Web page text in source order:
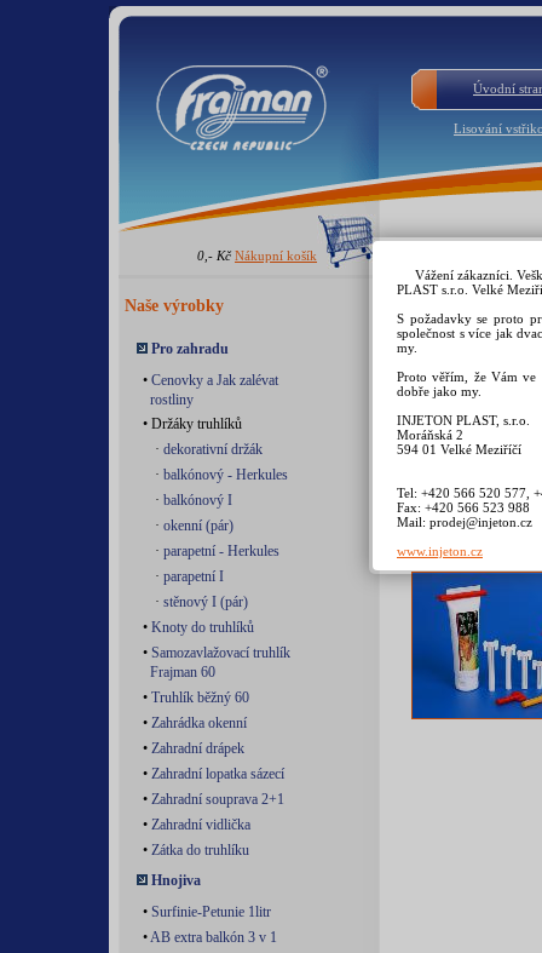
Úvodní
Lisování
0,- Kč Nákupní košík
Naše výrobky
Pro zahradu
• Cenovky a Jak zalévat
rostliny
• Držáky truhlíků
· dekorativní držák
· balkónový - Herkules
· balkónový I
· okenní (pár)
· parapetní - Herkules
· parapetní I
· stěnový I (pár)
• Knoty do truhlíků
• Samozavlažovací truhlík
Frajman 60
• Truhlík běžný 60
• Zahrádka okenní
• Zahradní drápek
• Zahradní lopatka sázecí
• Zahradní souprava 2+1
• Zahradní vidlička
• Zátka do truhlíku
Hnojiva
• Surfinie-Petunie 1litr
•AB extra balkón 3 v 1
krém. Tím
každé tuby.
Bude vám
kovovou
Proti
nebo lidé, kteří
Vážení zákazníci.
PLAST s.r.o. Velké
S požadavky se proto
společnost s více jak
my.
Proto věřím, že Vám ve
dobře jako my.
INJETON PLAST, s.r.o.
Moráňská 2
594 01 Velké Meziříčí
Tel: +420 566 520 577,
Fax: +420 566 523 988
Mail: prodej@injeton.cz
www.injeton.cz